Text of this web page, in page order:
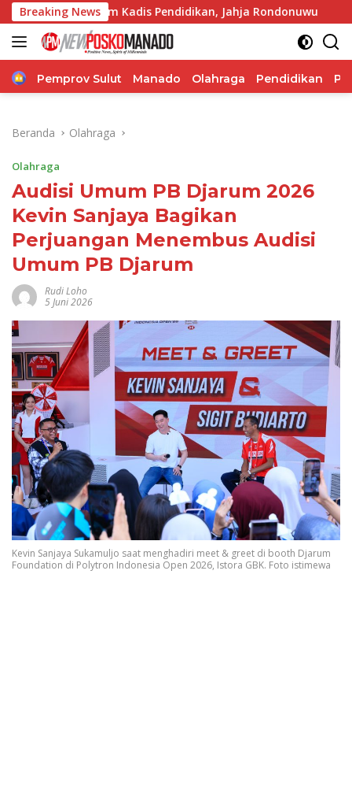
Langsung
ke
konten
Breaking News
Kadis Pendidikan, Jahja Rondonuwu Jelang
Home
Pemprov Sulut Manado Olahraga Pendidikan
Beranda Olahraga
Olahraga
Audisi Umum PB Djarum 2026
Kevin Sanjaya Bagikan
Perjuangan Menembus Audisi
Umum PB Djarum
Rudi Loho
5 Juni 2026
Kevin Sanjaya Sukamuljo saat menghadiri meet & greet di booth Djarum
Foundation di Polytron Indonesia Open 2026, Istora GBK. Foto istimewa